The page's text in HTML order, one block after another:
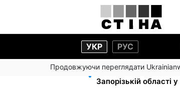
УКР РУС
Продовжуючи переглядати
1-2 набори гігієни
Запорізькій області у